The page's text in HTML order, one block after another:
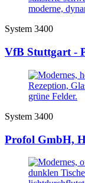
System 3400
VfB Stuttgart -
System 3400
Profol GmbH,